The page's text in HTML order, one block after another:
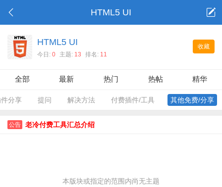
HTML5 UI
收藏
HTML5 UI
今日: 0 主题: 13 排名: 11
全部 最新 热门 热帖 精华
分享 提问 解决方法 付费插件/工具 其他免费/分享
公告 老冷付费工具汇总介绍
本版块或指定的范围内尚无主题